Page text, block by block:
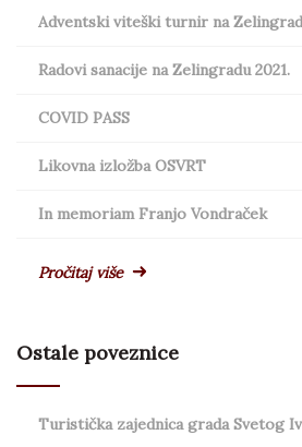
Adventski viteški turnir na
Radovi sanacije na Zelingradu 2021.
COVID PASS
Likovna izložba OSVRT
In memoriam Franjo Vondraček
Pročitaj više
Ostale poveznice
Turistička zajednica grada Svetog